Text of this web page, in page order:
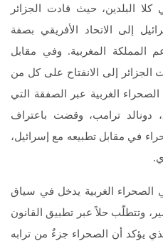
كلا البلدين، حيث قادت الجزائر
إلى الاتحاد الأفريقي بصفة
المملكة المغربية. وفي مقابل
الجزائر إلى الانفتاح على كل من
الغربية عبر الصفقة التي
دونالد ترامب، وقضت باعتراف
في مقابل تطبيعه مع إسرائيل،
الصحراء الغربية يدخل في سياق
وتتطلّب حلاً عبر تطبيق القانون
يؤكد أن الصحراء جزءٌ من ترابه